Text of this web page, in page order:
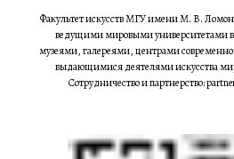
Факультет искусств МГУ имени М. В.
ведущими мировыми университетами в
музеями, галереями, центрами
выдающимися деятелями искусства
Сотрудничество и партнерство: